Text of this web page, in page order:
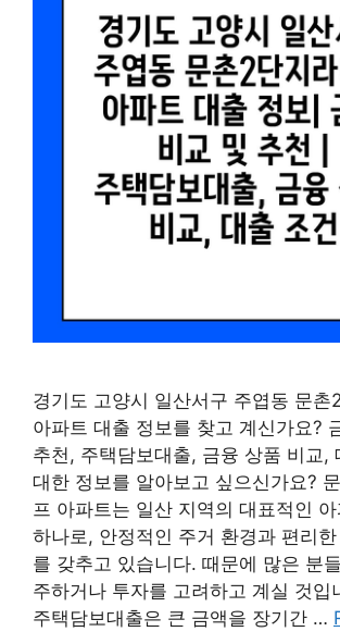
경기도 고양시 일산서구 주엽동 문촌
아파트 대출 정보를 찾고 계신가요?
추천, 주택담보대출, 금융 상품 비교,
대한 정보를 알아보고 싶으신가요?
프 아파트는 일산 지역의 대표적인
하나로, 안정적인 주거 환경과 편리
를 갖추고 있습니다. 때문에 많은 분
주하거나 투자를 고려하고 계실 것입
주택담보대출은 큰 금액을 장기간 …